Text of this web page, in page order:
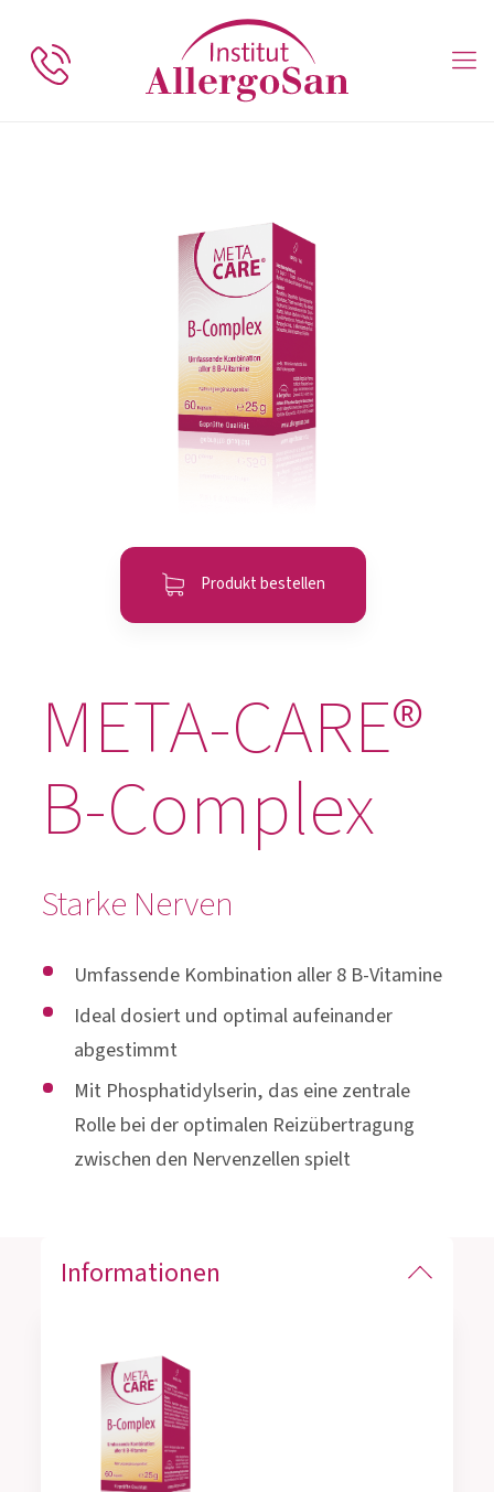
Produkt bestellen
META-CARE®
B-Complex
Starke Nerven
Umfassende Kombination aller 8 B-Vitamine
Ideal dosiert und optimal aufeinander
abgestimmt
Mit Phosphatidylserin, das eine zentrale
Rolle bei der optimalen Reizübertragung
zwischen den Nervenzellen spielt
Informationen